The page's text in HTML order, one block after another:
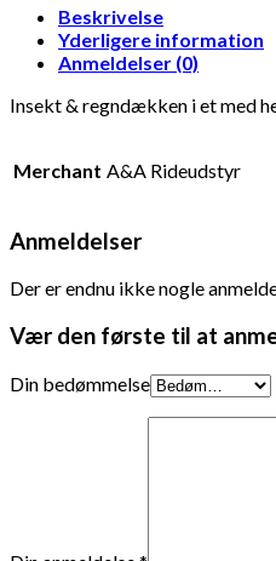
Beskrivelse
Yderligere information
Anmeldelser (0)
Insekt & regndækken i et med
Merchant A&A Rideudstyr
Anmeldelser
Der er endnu ikke nogle
Vær den første til at
Din bedømmelse